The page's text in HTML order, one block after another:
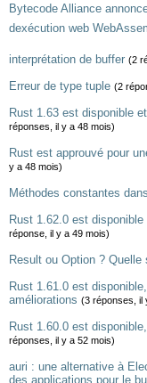
Bytecode Alliance
dexécution web
interprétation de buffer (2
Erreur de type tuple (2
Rust 1.63 est disponible
réponses, il y a 48 mois)
Rust est approuvé pour
y a 48 mois)
Méthodes constantes
Rust 1.62.0 est
réponse, il y a 49 mois)
Result ou Option ? Quelle
Rust 1.61.0 est
améliorations (3 réponses, il
Rust 1.60.0 est
réponses, il y a 52 mois)
auri : une alternative à
des applications pour le